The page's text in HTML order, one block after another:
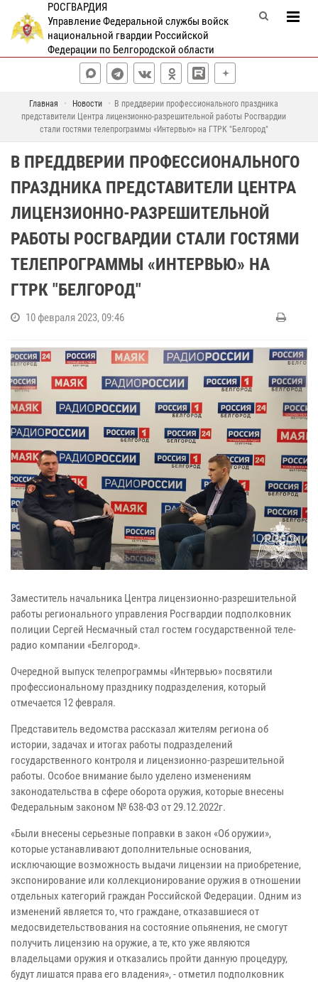
РОСГВАРДИЯ
Управление Федеральной службы войск
национальной гвардии Российской
Федерации по Белгородской области
Главная Новости
В преддверии профессионального праздника
представители Центра лицензионно-разрешительной работы Росгвардии
стали гостями телепрограммы «Интервью» на ГТРК "Белгород"
В ПРЕДДВЕРИИ ПРОФЕССИОНАЛЬНОГО
ПРАЗДНИКА ПРЕДСТАВИТЕЛИ ЦЕНТРА
ЛИЦЕНЗИОННО-РАЗРЕШИТЕЛЬНОЙ
РАБОТЫ РОСГВАРДИИ СТАЛИ ГОСТЯМИ
ТЕЛЕПРОГРАММЫ «ИНТЕРВЬЮ» НА
ГТРК "БЕЛГОРОД"
10 февраля 2023, 09:46
Заместитель начальника Центра лицензионно-разрешительной
работы регионального управления Росгвардии подполковник
полиции Сергей Несмачный стал гостем государственной теле-
радио компании «Белгород».
Очередной выпуск телепрограммы «Интервью» посвятили
профессиональному празднику подразделения, который
отмечается 12 февраля.
Представитель ведомства рассказал жителям региона об
истории, задачах и итогах работы подразделений
государственного контроля и лицензионно-разрешительной
работы. Особое внимание было уделено изменениям
законодательства в сфере оборота оружия, которые внесены
Федеральным законом № 638-ФЗ от 29.12.2022г.
«Были внесены серьезные поправки в закон «Об оружии»,
которые устанавливают дополнительные основания,
исключающие возможность выдачи лицензии на приобретение,
экспонирование или коллекционирование оружия в отношении
отдельных категорий граждан Российской Федерации. Одним из
изменений является то, что граждане, отказавшиеся от
медосвидетельствования на состояние опьянения, не смогут
получить лицензию на оружие, а те, кто уже являются
владельцами оружия и отказались пройти данную процедуру,
будут лишатся права его владения», - отметил подполковник